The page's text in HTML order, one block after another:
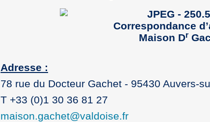
Correspondance
Maison Dr
Adresse :
78 rue du Docteur Gachet - 95430 Auvers-
T +33 (0)1 30 36 81 27
maison.gachet@valdoise.fr